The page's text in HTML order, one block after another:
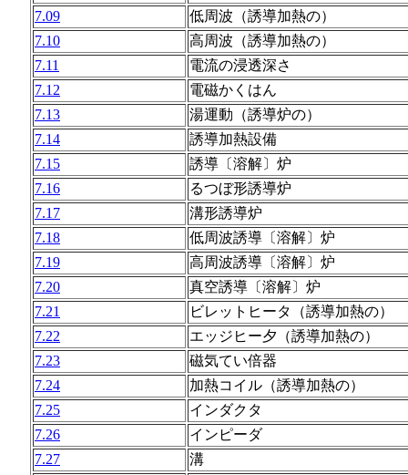
7.09
低周波（誘導加熱の）
7.10
高周波（誘導加熱の）
7.11
電流の浸透深さ
7.12
電磁かくはん
7.13
湯運動（誘導炉の）
7.14
誘導加熱設備
7.15
誘導〔溶解〕炉
7.16
るつぼ形誘導炉
7.17
溝形誘導炉
7.18
低周波誘導〔溶解〕炉
7.19
高周波誘導〔溶解〕炉
7.20
真空誘導〔溶解〕炉
7.21
ビレットヒータ（誘導加熱の）
7.22
エッジヒー夕（誘導加熱の）
7.23
磁気てい倍器
7.24
加熱コイル（誘導加熱の）
7.25
インダクタ
7.26
インピーダ
7.27
溝